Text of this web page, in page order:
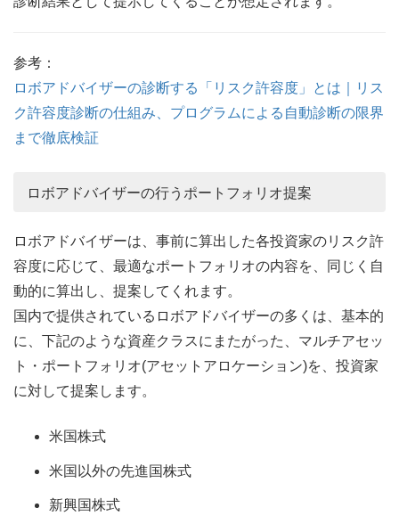
参考：
ロボアドバイザーの診断する「リスク許容度」とは｜リス
ク許容度診断の仕組み、プログラムによる自動診断の限界
まで徹底検証
ロボアドバイザーの行うポートフォリオ提案
ロボアドバイザーは、事前に算出した各投資家のリスク許
容度に応じて、最適なポートフォリオの内容を、同じく自
動的に算出し、提案してくれます。
国内で提供されているロボアドバイザーの多くは、基本的
に、下記のような資産クラスにまたがった、マルチアセッ
ト・ポートフォリオ(アセットアロケーション)を、投資家
に対して提案します。
米国株式
米国以外の先進国株式
新興国株式